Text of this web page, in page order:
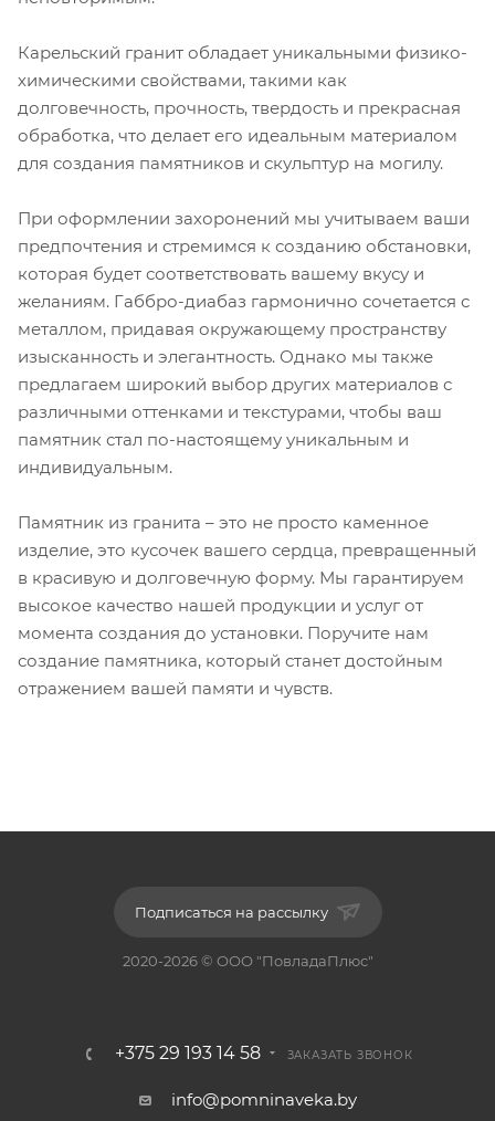
Карельский гранит обладает уникальными физико-
химическими свойствами, такими как
долговечность, прочность, твердость и прекрасная
обработка, что делает его идеальным материалом
для создания памятников и скульптур на могилу.
При оформлении захоронений мы учитываем ваши
предпочтения и стремимся к созданию обстановки,
которая будет соответствовать вашему вкусу и
желаниям. Габбро-диабаз гармонично сочетается с
металлом, придавая окружающему пространству
изысканность и элегантность. Однако мы также
предлагаем широкий выбор других материалов с
различными оттенками и текстурами, чтобы ваш
памятник стал по-настоящему уникальным и
индивидуальным.
Памятник из гранита – это не просто каменное
изделие, это кусочек вашего сердца, превращенный
в красивую и долговечную форму. Мы гарантируем
высокое качество нашей продукции и услуг от
момента создания до установки. Поручите нам
создание памятника, который станет достойным
отражением вашей памяти и чувств.
Подписаться на рассылку
2020-2026 © ООО "ПовладаПлюс"
+375 29 193 14 58 ЗАКАЗАТЬ ЗВОНОК
info@pomninaveka.by